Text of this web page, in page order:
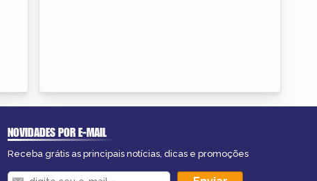
NOVIDADES POR E-MAIL
Receba grátis as principais notícias, dicas e promoções